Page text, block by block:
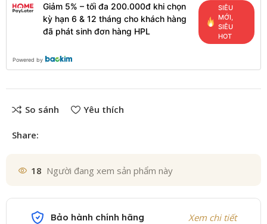
Giảm 5% – tối đa 200.000đ khi chọn
kỳ hạn 6 & 12 tháng cho khách hàng
đã phát sinh đơn hàng HPL
SIÊU
MỚI,
SIÊU
HOT
Powered by
So sánh Yêu thích
Share:
18 Người đang xem sản phẩm này
Bảo hành chính hãng Xem chi tiết